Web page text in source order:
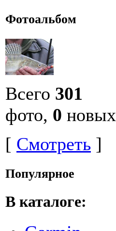
Фотоальбом
Всего 301
фото, 0 новых
[ Смотреть ]
Популярное
В каталоге: